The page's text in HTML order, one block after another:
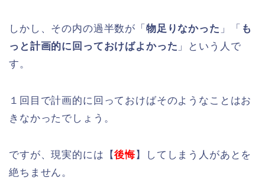
しかし、その内の過半数が「 物足りなかった 」「 も
っと計画的に回っておけばよかった 」という人で
す。
１回目で計画的に回っておけばそのようなことはお
きなかったでしょう。
ですが、現実的には【後悔】してしまう人があとを
絶ちません。